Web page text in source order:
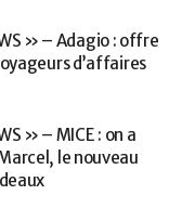
» – Adagio : offre
d’affaires
» – MICE : on a
le nouveau